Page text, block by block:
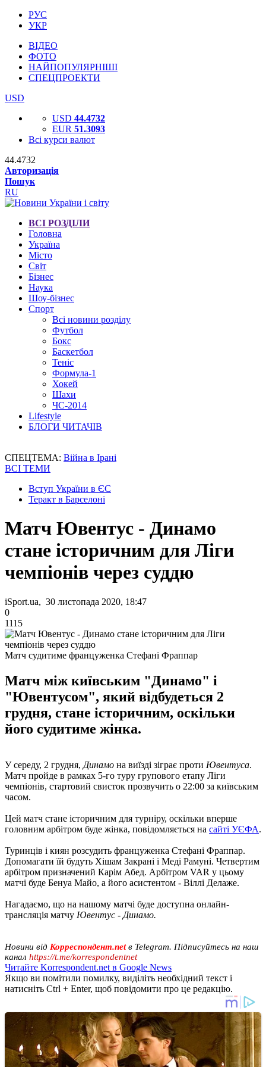
РУС
УКР
ВІДЕО
ФОТО
НАЙПОПУЛЯРНІШІ
СПЕЦПРОЕКТИ
USD
USD 44.4732
EUR 51.3093
Всі курси валют
44.4732
Авторизація
Пошук
RU
ВСІ РОЗДІЛИ
Головна
Україна
Місто
Світ
Бізнес
Наука
Шоу-бізнес
Спорт
Всі новини розділу
Футбол
Бокс
Баскетбол
Теніс
Формула-1
Хокей
Шахи
ЧС-2014
Lifestyle
БЛОГИ ЧИТАЧІВ
СПЕЦТЕМА: Війна в Ірані
ВСІ ТЕМИ
Вступ України в ЄС
Теракт в Барселоні
Матч Ювентус - Динамо
стане історичним для Ліги
чемпіонів через суддю
iSport.ua, 30 листопада 2020, 18:47
0
1115
Матч судитиме француженка Стефані Фраппар
Матч між київським "Динамо" і
"Ювентусом", який відбудеться 2
грудня, стане історичним, оскільки
його судитиме жінка.
У середу, 2 грудня, Динамо на виїзді зіграє проти Ювентуса.
Матч пройде в рамках 5-го туру групового етапу Ліги
чемпіонів, стартовий свисток прозвучить о 22:00 за київським
часом.
Цей матч стане історичним для турніру, оскільки вперше
головним арбітром буде жінка, повідомляється на сайті УЄФА.
Туринців і киян розсудить француженка Стефані Фраппар.
Допомагати їй будуть Хішам Закрані і Меді Рамуні. Четвертим
арбітром призначений Карім Абед. Арбітром VAR у цьому
матчі буде Бенуа Майо, а його асистентом - Віллі Делаже.
Нагадаємо, що на нашому матчі буде доступна онлайн-
трансляція матчу Ювентус - Динамо.
Новини від Корреспондент.netв Telegram. Підписуйтесь на наш
канал https://t.me/korrespondentnet
Читайте Korrespondent.net в Google News
Якщо ви помітили помилку, виділіть необхідний текст і
натисніть Ctrl + Enter, щоб повідомити про це редакцію.